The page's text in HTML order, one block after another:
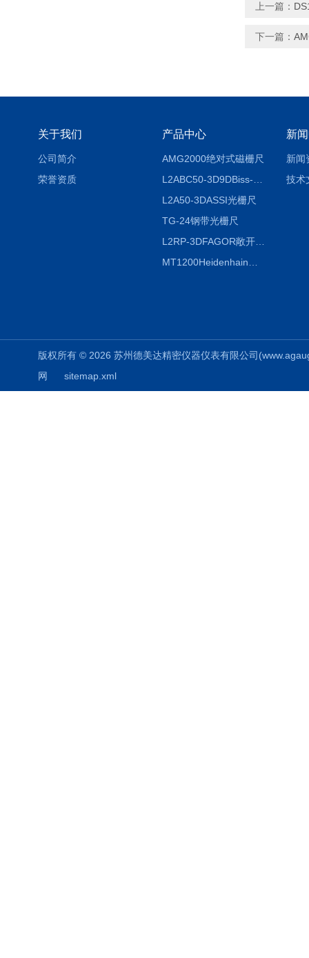
上一篇：
下一篇：
关于我们
公司简介
荣誉资质
产品中心
AMG2000绝对式磁栅尺
L2A50-3DASSI光栅尺
TG-24钢带光栅尺
L2RP-3DFAGOR敞开式光栅尺
新
新闻
技术
版权所有 © 2026 苏州德美达精密仪器仪表有限公司
网
sitemap.xml